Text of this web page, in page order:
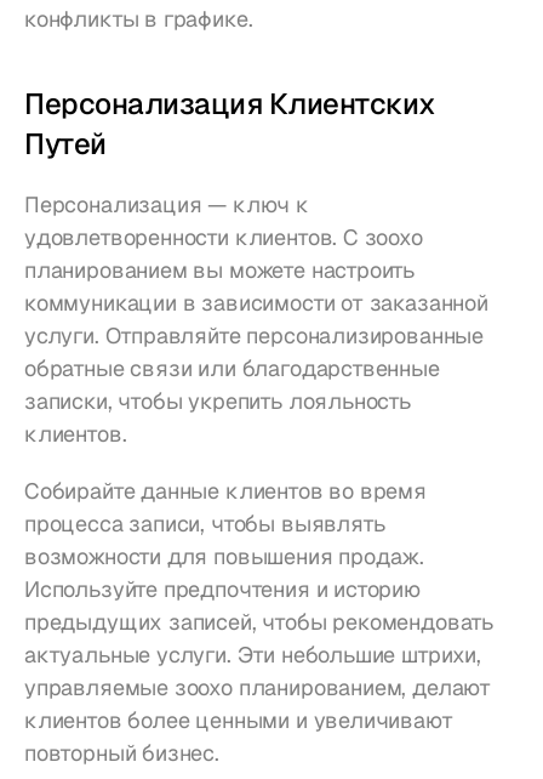
конфликты в графике.
Персонализация Клиентских
Путей
Персонализация — ключ к
удовлетворенности клиентов. С зоохо
планированием вы можете настроить
коммуникации в зависимости от заказанной
услуги. Отправляйте персонализированные
обратные связи или благодарственные
записки, чтобы укрепить лояльность
клиентов.
Собирайте данные клиентов во время
процесса записи, чтобы выявлять
возможности для повышения продаж.
Используйте предпочтения и историю
предыдущих записей, чтобы рекомендовать
актуальные услуги. Эти небольшие штрихи,
управляемые зоохо планированием, делают
клиентов более ценными и увеличивают
повторный бизнес.